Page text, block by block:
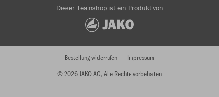
Dieser Teamshop ist ein Produkt von
© 2026 JAKO AG, Alle Rechte vorbehalten
Bestellung widerrufen Impressum